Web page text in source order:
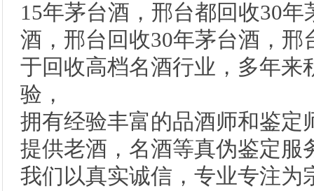
15年茅台酒，邢台都回收30
酒，邢台回收30年茅台酒，
于回收高档名酒行业，多年来
验，
拥有经验丰富的品酒师和鉴定
提供老酒，名酒等真伪鉴定服
我们以真实诚信，专业专注为